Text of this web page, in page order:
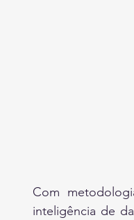
Com
inteligência de